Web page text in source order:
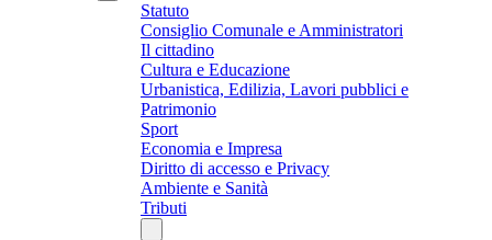
Statuto
Consiglio Comunale e Amministratori
Il cittadino
Cultura e Educazione
Urbanistica, Edilizia, Lavori pubblici e
Patrimonio
Sport
Economia e Impresa
Diritto di accesso e Privacy
Ambiente e Sanità
Tributi